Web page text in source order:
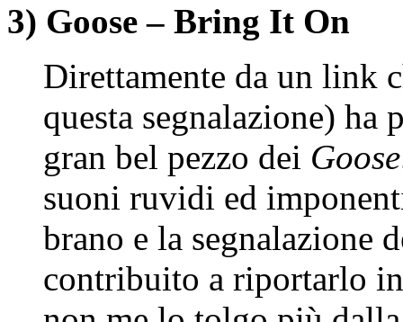
3) Goose – Bring It On
Direttamente da un link
questa segnalazione) ha
gran bel pezzo dei Goose
suoni ruvidi ed
brano e la segnalazione
contribuito a riportarlo